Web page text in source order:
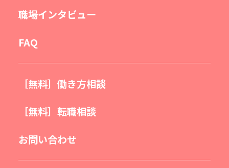
職場インタビュー
FAQ
［無料］働き方相談
［無料］転職相談
お問い合わせ